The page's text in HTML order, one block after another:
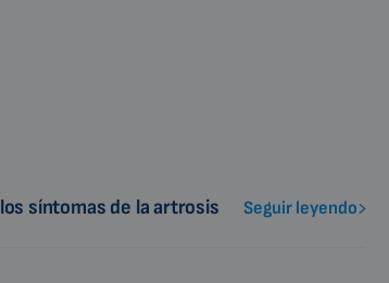
síntomas de la artrosis Seguir leyendo